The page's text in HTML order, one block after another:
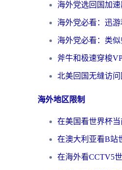
海外地区限制